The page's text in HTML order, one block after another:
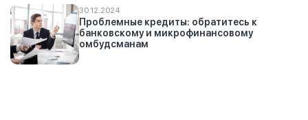
30.12.2024
Проблемные кредиты: обратитесь к
банковскому и микрофинансовому
омбудсманам